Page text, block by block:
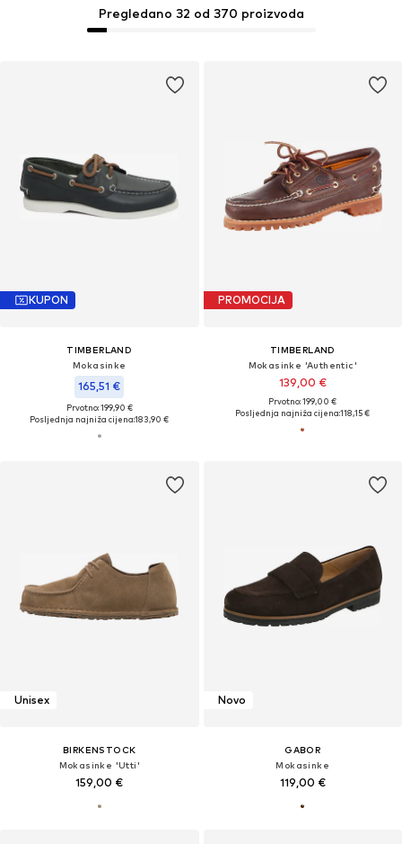
Pregledano 32 od 370 proizvoda
KUPON
TIMBERLAND
Mokasinke
165,51 €
Prvotno: 199,90 €
Posljednja najniža cijena:183,90 €
PROMOCIJA
TIMBERLAND
Mokasinke 'Authentic'
139,00 €
Prvotno: 199,00 €
Posljednja najniža cijena:118,15 €
Unisex
BIRKENSTOCK
Mokasinke 'Utti'
159,00 €
Novo
GABOR
Mokasinke
119,00 €